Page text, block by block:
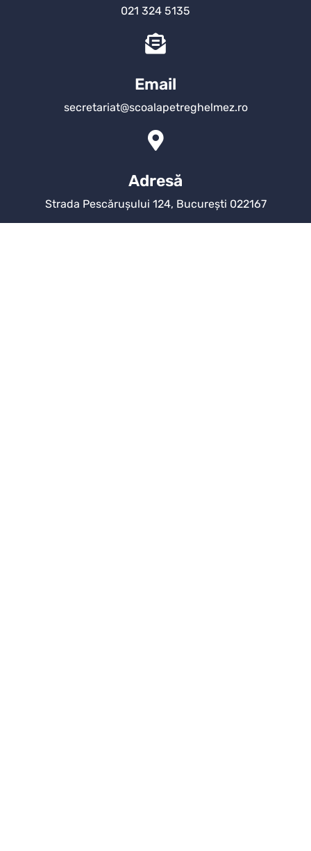
021 324 5135
Email
secretariat@scoalapetreghelmez.ro
Adresă
Strada Pescărușului 124, București 022167